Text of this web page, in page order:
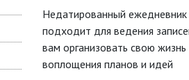
Недатированный ежедневник
подходит для ведения
вам организовать свою
воплощения планов и идей